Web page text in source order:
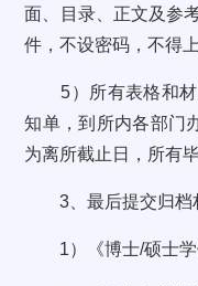
面、目录、正文及参
件，不设密码，不得
5）所有表格和材
知单，到所内各部门
为离所截止日，所有
3、最后提交归档
1）《博士/硕士学